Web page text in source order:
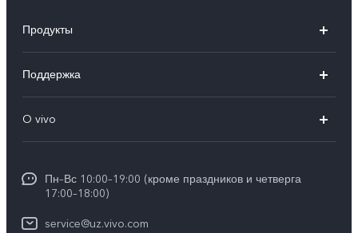
Продукты
V50 Lite
Y29
Поддержка
Funtouch OS
Сервисные центры
IMEI аутентификация
O vivo
Пресс Центр
Карьера в vivo
Пн–Вс 10:00–19:00 (кроме праздников и четверга
17:00–18:00)
service@uz.vivo.com